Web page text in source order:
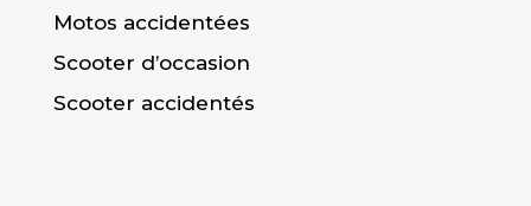
Motos accidentées
Scooter d’occasion
Scooter accidentés